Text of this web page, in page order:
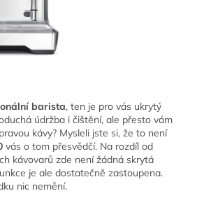
barista, ten je pro vás ukrytý
údržba i čištění, ale přesto vám
kávy? Mysleli jste si, že to není
vás o tom přesvědčí. Na rozdíl od
kávovarů zde není žádná skrytá
je ale dostatečně zastoupena.
nic nemění.